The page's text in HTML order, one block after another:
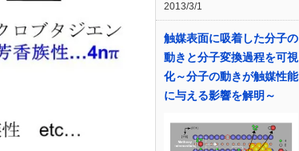
2013/3/1
触媒表面に吸着した分子の
動きと分子変換過程を可視
化～分子の動きが触媒性能
に与える影響を解明～